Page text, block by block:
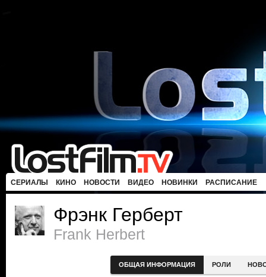
СЕРИАЛЫ КИНО НОВОСТИ ВИДЕО НОВИНКИ РАСПИСАНИЕ
Фрэнк Герберт
Frank Herbert
ОБЩАЯ ИНФОРМАЦИЯ РОЛИ